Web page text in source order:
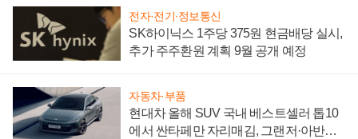
전자·전기·정보통신
SK하이닉스 1주당 375원 현금배당 실시,
추가 주주환원 계획 9월 공개 예정
자동차·부품
현대차 올해 SUV 국내 베스트셀러 톱10
에서 싼타페만 자리매김, 그랜저·아반떼